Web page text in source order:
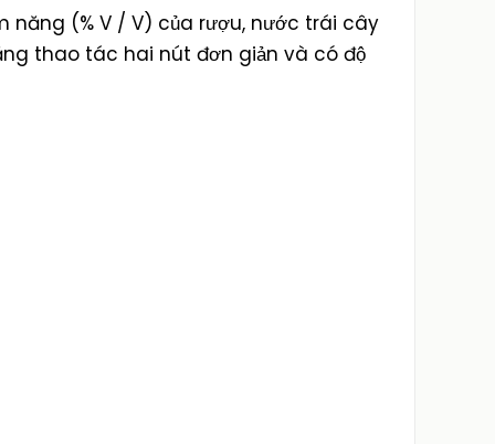
năng (% V / V) của rượu, nước trái cây
thao tác hai nút đơn giản và có độ